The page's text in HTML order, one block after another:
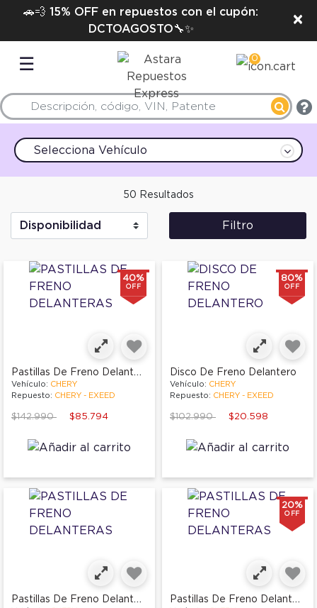
🚗💨 15% OFF en repuestos con el cupón:
DCTOAGOSTO🔧✨
×
☰ 0
Selecciona Vehículo
50 Resultados
Filtro
40%
OFF
Pastillas De Freno Delanteras
Vehículo: CHERY
Repuesto: CHERY - EXEED
Price reduced from
$142.990to $85.794
80%
OFF
Disco De Freno Delantero
Vehículo: CHERY
Repuesto: CHERY - EXEED
Price reduced from
$102.990to $20.598
Pastillas De Freno Delanteras
20%
OFF
Pastillas De Freno Delanteras